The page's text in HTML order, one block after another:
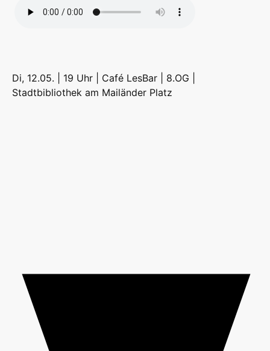
Di, 12.05. | 19 Uhr | Café LesBar | 8.OG |
Stadtbibliothek am Mailänder Platz